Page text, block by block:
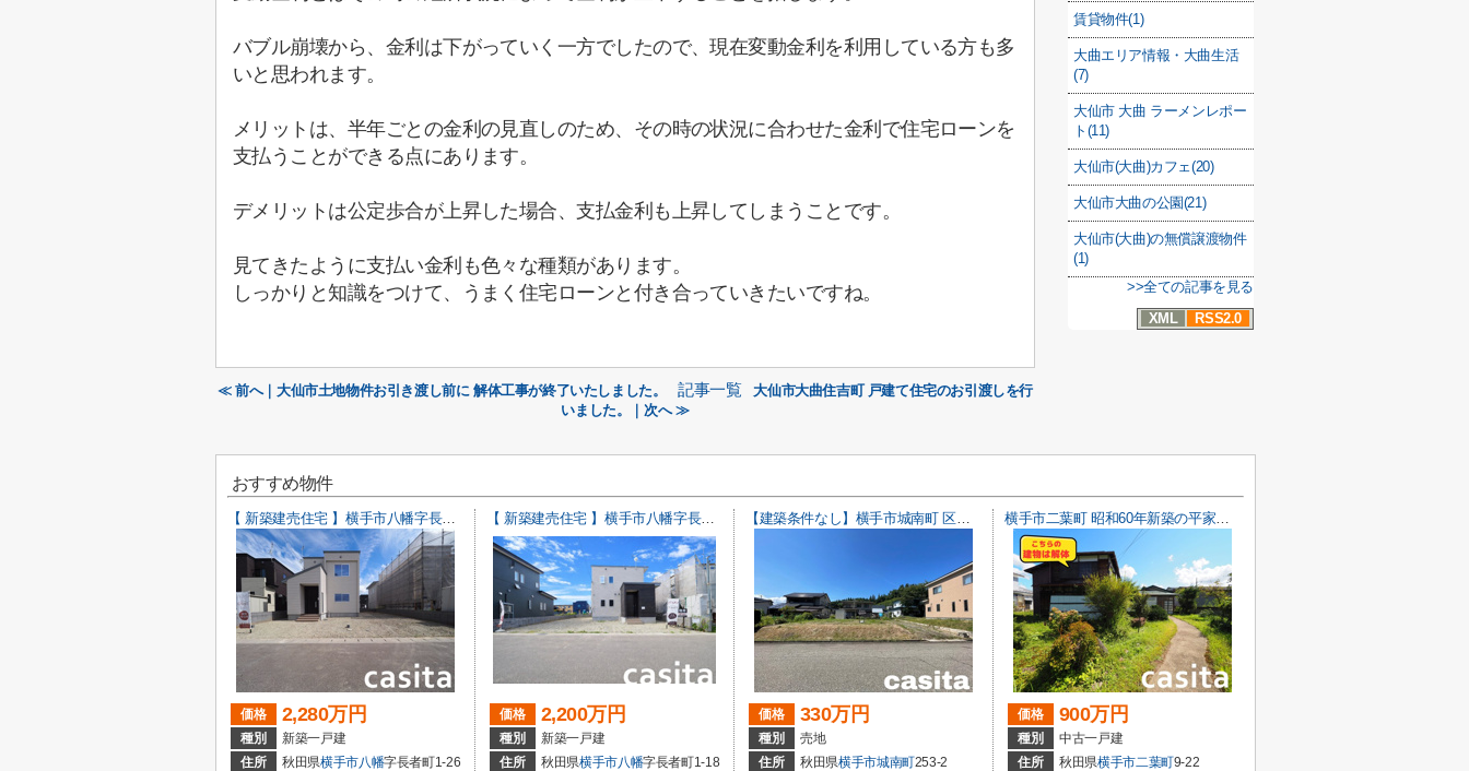
バブル崩壊から、金利は下がっていく一方でしたので、現在変動金利を利用している方も多
いと思われます。
メリットは、半年ごとの金利の見直しのため、その時の状況に合わせた金利で住宅ローンを
支払うことができる点にあります。
デメリットは公定歩合が上昇した場合、支払金利も上昇してしまうことです。
見てきたように支払い金利も色々な種類があります。
しっかりと知識をつけて、うまく住宅ローンと付き合っていきたいですね。
≪ 前へ｜大仙市土地物件お引き渡し前に 解体工事が終了いたしました。 記事一覧
大仙市大曲住吉町 戸建て住宅のお引渡しを行
いました。｜次へ ≫
賃貸物件(1)
大曲エリア情報・大曲生活
(7)
大仙市 大曲 ラーメンレポー
ト(11)
大仙市(大曲)カフェ(20)
大仙市大曲の公園(21)
大仙市(大曲)の無償譲渡物件
(1)
>>全ての記事を見る
XML
RSS2.0
おすすめ物件
【 新築建売住宅 】横手市八幡字長者町No58 横手北小学校区のオール電化 4LDK
価格 2,280万円
種別
新築一戸建
住所
秋田県横手市八幡字長者町1-26
【 新築建売住宅 】横手市八幡字長者町No50 横手北小学校区のオール電化 3LDK
価格 2,200万円
種別
新築一戸建
住所
秋田県横手市八幡字長者町1-18
【建築条件なし】横手市城南町 区画の整った住宅街の南東向き物件 82.13坪 住宅用地
価格 330万円
種別
売地
住所
秋田県横手市城南町253-2
横手市二葉町 昭和60年新築の平家戸建て住宅 敷地面積は余裕の287坪
価格 900万円
種別
中古一戸建
住所
秋田県横手市二葉町9-22